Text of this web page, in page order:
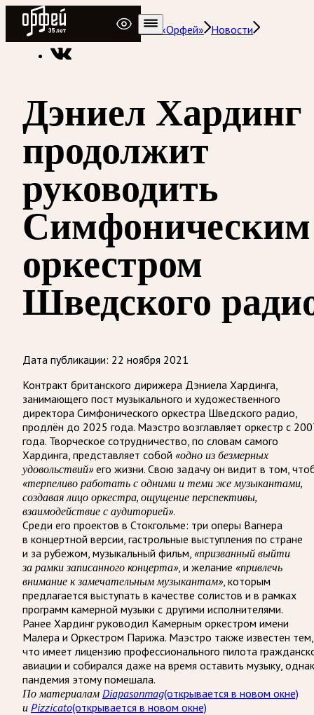
Радио Орфей
Радио классической музыки «Орфей» Новости
Дэниел Хардинг
продолжит
руководить
Симфоническим
оркестром
Шведского
Дата публикации: 22 ноября 2021
Контракт британского дирижера Дэниела Хардинга,
занимающего пост музыкального и художественного
директора Симфонического оркестра Шведского радио,
продлён до 2025 года. Маэстро возглавляет оркестр с
года. Творческое сотрудничество, по словам самого
Хардинга, представляет собой «одно из безмерных
удовольствий»его жизни. Свою задачу он видит в том,
«терпеливо работать с одними и теми же музыкантами,
создавая лицо оркестра, ощущение перспективы,
взаимодействие с аудиторией».
Среди его проектов в Стокгольме: три оперы Вагнера
в концертной версии, гастрольные выступления по стране
и за рубежом, музыкальный фильм, «призванный выйти
за рамки записанного концерта», и желание «привлечь
внимание к замечательным музыкантам», которым
предлагается выступать в качестве солистов и в рамках
программ камерной музыки с другими исполнителями.
Ранее Хардинг руководил Камерным оркестром имени
Малера и Оркестром Парижа. Маэстро также известен тем,
что имеет лицензию профессионального пилота
авиации и собирался даже на время оставить музыку,
пандемия этому помешала.
По материалам Diapasonmag(открывается в новом окне)
и Pizzicato(открывается в новом окне)